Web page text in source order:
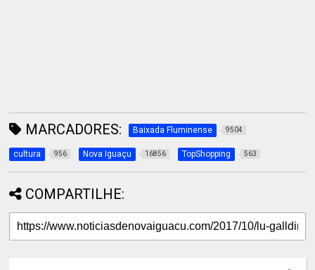
MARCADORES: Baixada Fluminense 9504
cultura 956 Nova Iguaçu 16856 TopShopping 563
COMPARTILHE: